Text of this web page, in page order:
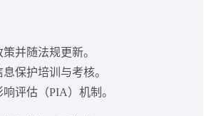
并随法规更新。
保护培训与考核。
评估（PIA）机制。